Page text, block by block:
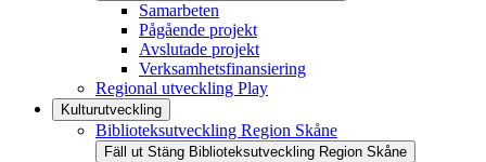
Samarbeten
Pågående projekt
Avslutade projekt
Verksamhetsfinansiering
Regional utveckling Play
Kulturutveckling
Biblioteksutveckling Region Skåne
Fäll ut Stäng Biblioteksutveckling Region Skåne